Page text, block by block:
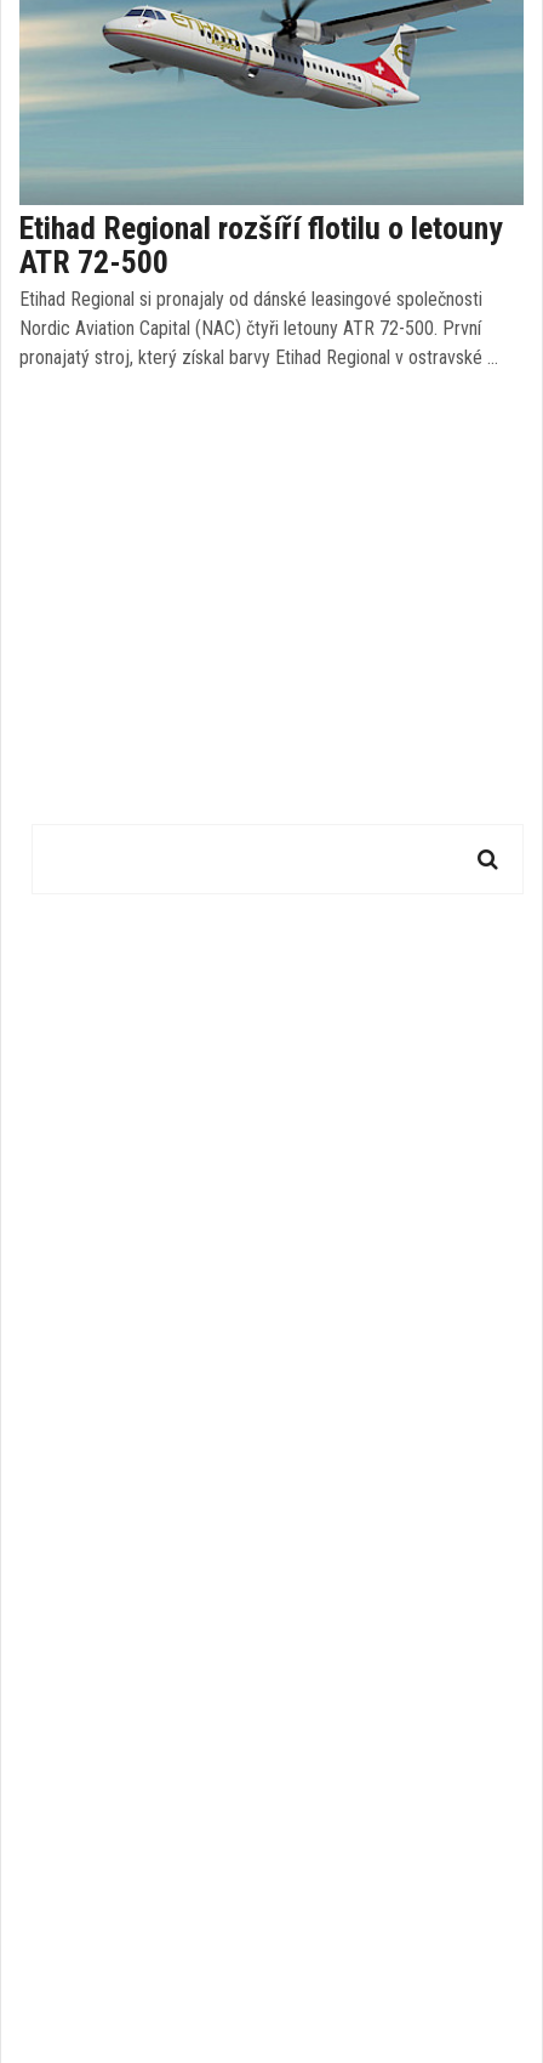
Etihad Regional rozšíří flotilu o letouny
ATR 72-500
Etihad Regional si pronajaly od dánské leasingové společnosti
Nordic Aviation Capital (NAC) čtyři letouny ATR 72-500. První
pronajatý stroj, který získal barvy Etihad Regional v ostravské …